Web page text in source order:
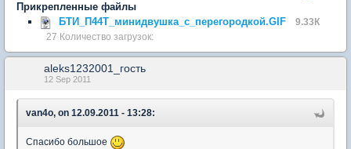
Прикрепленные файлы
БТИ_П44Т_минидвушка_c_перегородкой.GIF
9.33К
27 Количество загрузок:
aleks1232001_гость
12 Sep 2011
van4o, on 12.09.2011 - 13:28:
Спасибо большое